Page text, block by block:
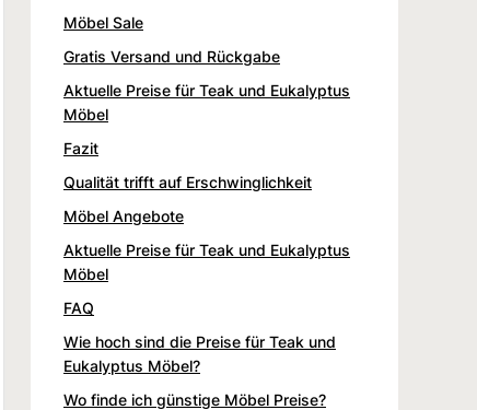
Möbel Sale
Gratis Versand und Rückgabe
Aktuelle Preise für Teak und Eukalyptus
Möbel
Fazit
Qualität trifft auf Erschwinglichkeit
Möbel Angebote
Aktuelle Preise für Teak und Eukalyptus
Möbel
FAQ
Wie hoch sind die Preise für Teak und
Eukalyptus Möbel?
Wo finde ich günstige Möbel Preise?